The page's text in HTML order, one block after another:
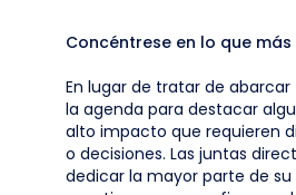
Concéntrese en lo que
En lugar de tratar de
la agenda para destacar
alto impacto que requieren
o decisiones. Las juntas
dedicar la mayor parte de